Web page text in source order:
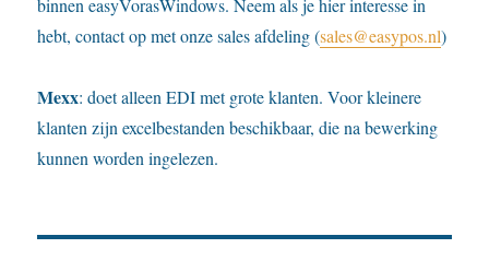
binnen easyVorasWindows. Neem als je hier interesse in
hebt, contact op met onze sales afdeling (sales@easypos.nl)
Mexx: doet alleen EDI met grote klanten. Voor kleinere
klanten zijn excelbestanden beschikbaar, die na bewerking
kunnen worden ingelezen.